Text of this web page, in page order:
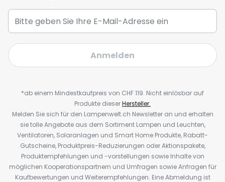
Anmelden
*ab einem Mindestkaufpreis von CHF 119. Nicht einlösbar auf
Produkte dieserHersteller.
Melden Sie sich für den Lampenwelt.ch Newsletter an und erhalten
sie tolle Angebote aus dem Sortiment Lampen und Leuchten,
Ventilatoren, Solaranlagen und Smart Home Produkte, Rabatt-
Gutscheine, Produktpreis-Reduzierungen oder Aktionspakete,
Produktempfehlungen und -vorstellungen sowie Inhalte von
möglichen Kooperationspartnern und Umfragen sowie Anfragen für
Kaufbewertungen und Weiterempfehlungen. Eine Abmeldung ist